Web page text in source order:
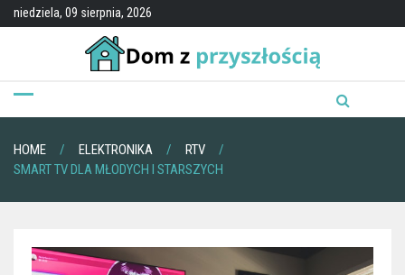
niedziela, 09 sierpnia, 2026
HOME ELEKTRONIKA
RTV
SMART TV DLA MŁODYCH I STARSZYCH